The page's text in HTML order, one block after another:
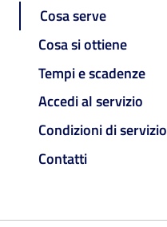
Cosa serve
Cosa si ottiene
Tempi e scadenze
Accedi al servizio
Condizioni di servizio
Contatti